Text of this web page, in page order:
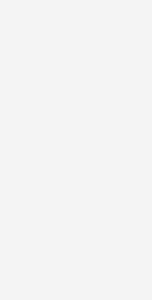
Silke Weyberg,
über ein PPA werden
den Netzbetreibern erstattet.
mit der zweiten
den Erneuerbaren jahrelang
„Dann darf man diese
Auch ohne Beteiligung
Verträgen eine
hätten zunehmend mit
hingegen Marie Kollenrott,
zeigte sich in diesem Punkt
auf Ackerflächen zu
Windenergie